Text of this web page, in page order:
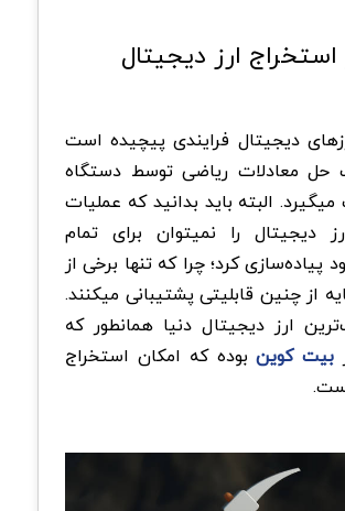
استخراج ارز دیجیتال
دیجیتال فرایندی پیچیده است
معادلات ریاضی توسط دستگاه
البته باید بدانید که عملیات
دیجیتال را نمیتوان برای تمام
پیاده‌سازی کرد؛ چرا که تنها برخی از
از چنین قابلیتی پشتیبانی میکنند.
ارز دیجیتال دنیا همانطور که
بیت کوینبوده که امکان استخراج